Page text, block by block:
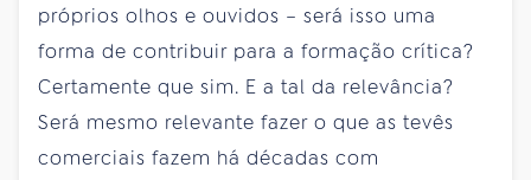
próprios olhos e ouvidos – será isso uma
forma de contribuir para a formação crítica?
Certamente que sim. E a tal da relevância?
Será mesmo relevante fazer o que as tevês
comerciais fazem há décadas com